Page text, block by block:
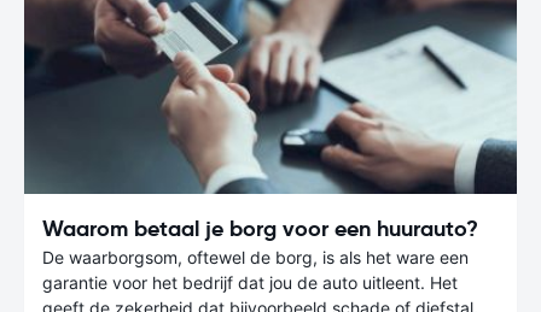
Waarom betaal je borg voor een huurauto?
De waarborgsom, oftewel de borg, is als het ware een
garantie voor het bedrijf dat jou de auto uitleent. Het
geeft de zekerheid dat bijvoorbeeld schade of diefstal,